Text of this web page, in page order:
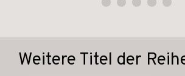
Weitere Titel der